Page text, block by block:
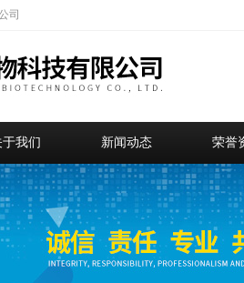
司
于我们 新闻动态 荣誉